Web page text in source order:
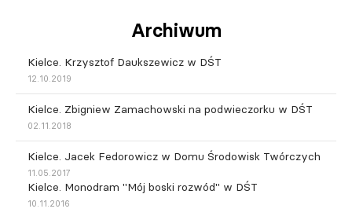
Archiwum
Kielce. Krzysztof Daukszewicz w DŚT
12.10.2019
Kielce. Zbigniew Zamachowski na podwieczorku w DŚT
02.11.2018
Kielce. Jacek Fedorowicz w Domu Środowisk Twórczych
11.05.2017
Kielce. Monodram "Mój boski rozwód" w DŚT
10.11.2016